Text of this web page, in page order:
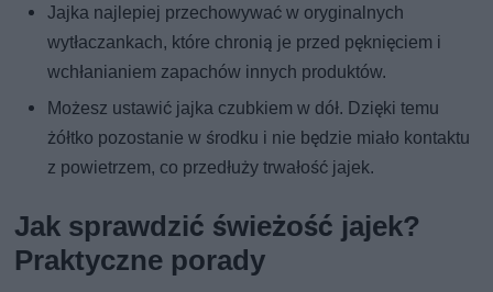
Jajka najlepiej przechowywać w oryginalnych
wytłaczankach, które chronią je przed pęknięciem i
wchłanianiem zapachów innych produktów.
Możesz ustawić jajka czubkiem w dół. Dzięki temu
żółtko pozostanie w środku i nie będzie miało kontaktu
z powietrzem, co przedłuży trwałość jajek.
Jak sprawdzić świeżość jajek?
Praktyczne porady